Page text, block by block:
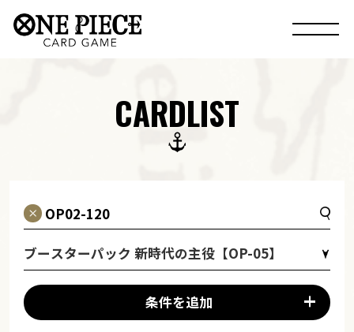
CARDLIST
ブースターパック 新時代の主役【OP-05】
条件を追加